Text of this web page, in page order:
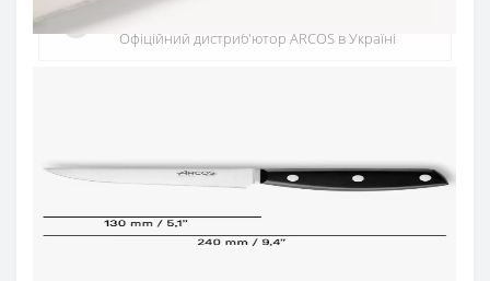
Офіційний дистриб'ютор
Офіційний дистриб'ютор ARCOS в Україні
10 років гарантія на ножі